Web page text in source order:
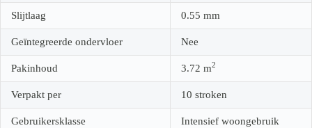
Slijtlaag 0.55 mm
Geïntegreerde ondervloer Nee
Pakinhoud 3.72 m2
Verpakt per 10 stroken
Gebruikersklasse Intensief woongebruik